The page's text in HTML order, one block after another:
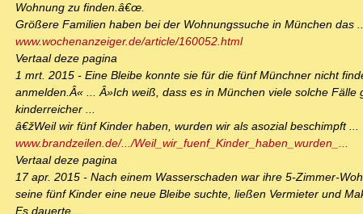
Wohnung zu finden.â€œ.
Größere Familien haben bei der Wohnungssuche in München das
www.wochenanzeiger.de/article/160052.html
Vertaal deze pagina
1 mrt. 2015 - Eine Bleibe konnte sie für die fünf Münchner nicht
anmelden.Â« ... Â»Ich weiß, dass es in München viele solche
kinderreicher ...
â€žWeil wir fünf Kinder haben, wurden wir als asozial beschimpft ...
www.brandzeilen.de/.../Weil_wir_fuenf_Kinder_haben_wurden_...
Vertaal deze pagina
17 apr. 2015 - Nach einem Wasserschaden war ihre 5-Zimmer-
seine fünf Kinder eine neue Bleibe suchte, ließen Vermieter und
Es dauerte ...